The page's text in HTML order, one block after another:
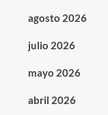
agosto 2026
julio 2026
mayo 2026
abril 2026